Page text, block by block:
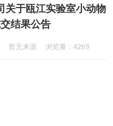
关于瓯江实验室小动物
结果公告
暂无来源 浏览量：4269